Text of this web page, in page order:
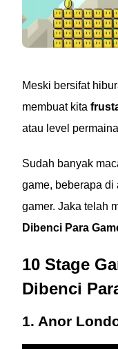
Meski bersifat
membuat kita
atau level
Sudah banyak
game, beberapa di
gamer. Jaka telah
Dibenci Para
10 Stage
Dibenci
1. Anor